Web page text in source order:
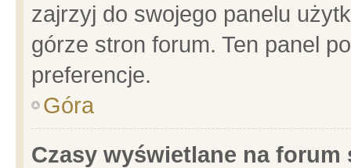
zajrzyj do swojego panelu
górze stron forum. Ten panel
preferencje.
Góra
Czasy wyświetlane na forum